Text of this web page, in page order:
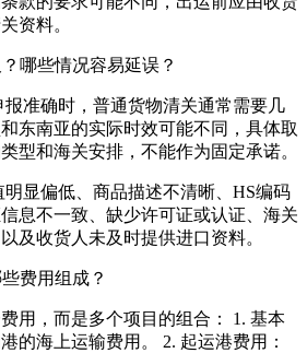
资料。
哪些情况容易延误？
准确时，普通货物清关通常需要几
东南亚的实际时效可能不同，具体取
型和海关安排，不能作为固定承诺。
显偏低、商品描述不清晰、HS编码
息不一致、缺少许可证或认证、海关
及收货人未及时提供进口资料。
费用组成？
用，而是多个项目的组合： 1. 基本
的海上运输费用。 2. 起运港费用：